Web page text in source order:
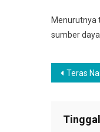
Menurutnya
sumber
Teras Narang : Revisi UU